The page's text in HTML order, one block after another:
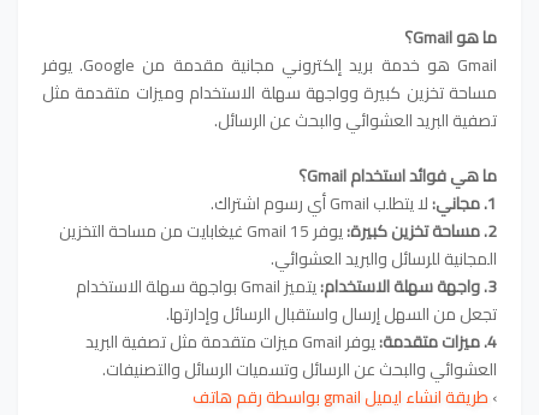
ما هو Gmail؟
Gmail هو خدمة بريد إلكتروني مجانية مقدمة من Google. يوفر
مساحة تخزين كبيرة وواجهة سهلة الاستخدام وميزات متقدمة مثل
تصفية البريد العشوائي والبحث عن الرسائل.
ما هي فوائد استخدام Gmail؟
1. مجاني:
لا يتطلب Gmail أي رسوم اشتراك.
2. مساحة تخزين كبيرة:
يوفر Gmail 15 غيغابايت من مساحة التخزين
المجانية للرسائل والبريد العشوائي.
3. واجهة سهلة الاستخدام:
يتميز Gmail بواجهة سهلة الاستخدام
تجعل من السهل إرسال واستقبال الرسائل وإدارتها.
4. ميزات متقدمة:
يوفر Gmail ميزات متقدمة مثل تصفية البريد
العشوائي والبحث عن الرسائل وتسميات الرسائل والتصنيفات.
›طريقة انشاء ايميل gmail بواسطة رقم هاتف